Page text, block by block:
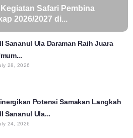
Safari Pembina
2026/2027 di...
Sananul Ula Daraman Raih Juara
28, 2026
Potensi Samakan Langkah
Sananul Ula...
24, 2026